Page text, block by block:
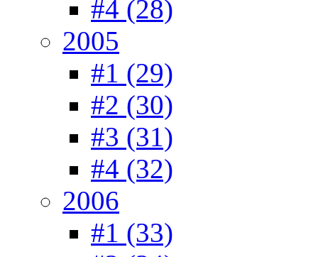
#4 (28)
2005
#1 (29)
#2 (30)
#3 (31)
#4 (32)
2006
#1 (33)